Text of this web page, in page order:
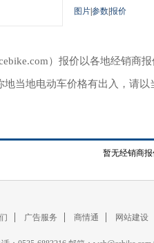
图片参数报价
）报价以各地经销商
当地电动车价格有出入，请以
暂无经销商报
广告服务 商情通 网站建设